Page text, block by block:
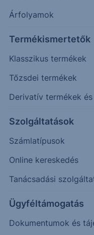
Árfolyamok
Termékismertetők
Klasszikus termékek
Tőzsdei termékek
Derivatív termékek
Szolgáltatások
Számlatípusok
Online kereskedés
Tanácsadási
Ügyféltámogatás
Dokumentumok és
21.6000